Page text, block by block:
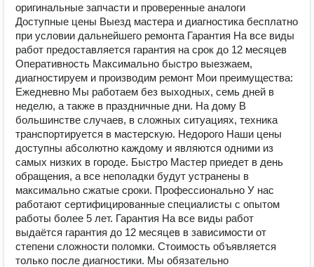
оригинальные запчасти и проверенные аналоги
Доступные цены Выезд мастера и диагностика бесплатно
при условии дальнейшего ремонта Гарантия На все виды
работ предоставляется гарантия на срок до 12 месяцев
Оперативность Максимально быстро выезжаем,
диагностируем и производим ремонт Мои преимущества:
Ежедневно Мы работаем без выходных, семь дней в
неделю, а также в праздничные дни. На дому В
большинстве случаев, в сложных ситуациях, техника
транспортируется в мастерскую. Недорого Наши цены
доступны абсолютно каждому и являются одними из
самых низких в городе. Быстро Мастер приедет в день
обращения, а все неполадки будут устранены в
максимально сжатые сроки. Профессионально У нас
работают сертифицированные специалисты с опытом
работы более 5 лет. Гарантия На все виды работ
выдаётся гарантия до 12 месяцев в зависимости от
степени сложности поломки. Стоимость объявляется
только после диагностики. Мы обязательно